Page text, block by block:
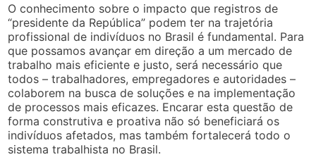
O conhecimento sobre o impacto que registros de
“presidente da República” podem ter na trajetória
profissional de indivíduos no Brasil é fundamental. Para
que possamos avançar em direção a um mercado de
trabalho mais eficiente e justo, será necessário que
todos – trabalhadores, empregadores e autoridades –
colaborem na busca de soluções e na implementação
de processos mais eficazes. Encarar esta questão de
forma construtiva e proativa não só beneficiará os
indivíduos afetados, mas também fortalecerá todo o
sistema trabalhista no Brasil.